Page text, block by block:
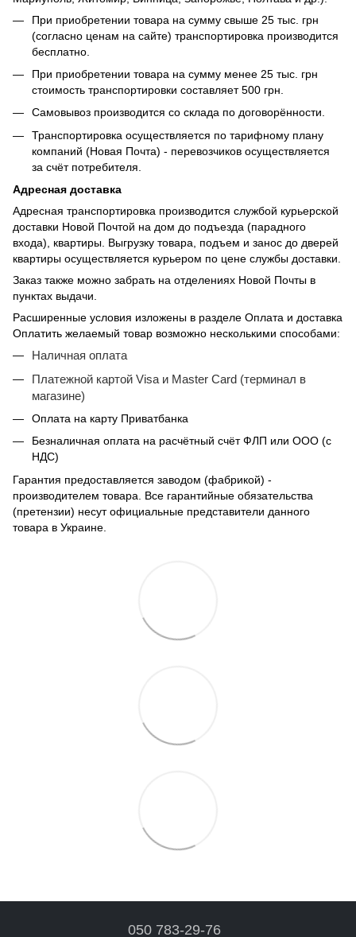
При приобретении товара на сумму свыше 25 тыс. грн
(согласно ценам на сайте) транспортировка производится
бесплатно.
При приобретении товара на сумму менее 25 тыс. грн
стоимость транспортировки составляет 500 грн.
Самовывоз производится со склада по договорённости.
Транспортировка осуществляется по тарифному плану
компаний (Новая Почта) - перевозчиков осуществляется
за счёт потребителя.
Адресная доставка
Адресная транспортировка производится службой курьерской
доставки Новой Почтой на дом до подъезда (парадного
входа), квартиры. Выгрузку товара, подъем и занос до дверей
квартиры осуществляется курьером по цене службы доставки.
Заказ также можно забрать на отделениях Новой Почты в
пунктах выдачи.
Расширенные условия изложены в разделе Оплата и доставка
Оплатить желаемый товар возможно несколькими способами:
Наличная оплата
Платежной картой Visa и Master Card (терминал в
магазине)
Оплата на карту Приватбанка
Безналичная оплата на расчётный счёт ФЛП или ООО (с
НДС)
Гарантия предоставляется заводом (фабрикой) -
производителем товара. Все гарантийные обязательства
(претензии) несут официальные представители данного
товара в Украине.
050 783-29-76